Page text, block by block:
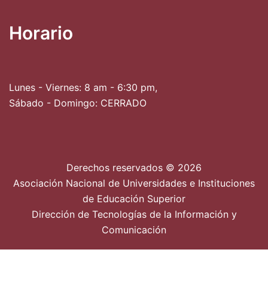
Horario
Lunes - Viernes: 8 am - 6:30 pm,
Sábado - Domingo: CERRADO
Derechos reservados © 2026
Asociación Nacional de Universidades e Instituciones
de Educación Superior
Dirección de Tecnologías de la Información y
Comunicación